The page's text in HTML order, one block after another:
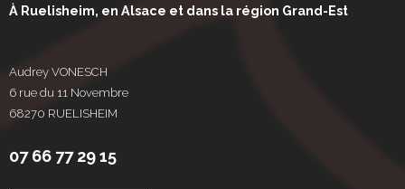
À Ruelisheim, en Alsace et dans la région Grand-Est
Audrey VONESCH
6 rue du 11 Novembre
68270 RUELISHEIM
07 66 77 29 15